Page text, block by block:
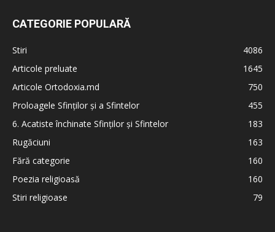
CATEGORIE POPULARĂ
Stiri
4086
Articole preluate
1645
Articole Ortodoxia.md
750
Proloagele Sfinților și a Sfintelor
455
6. Acatiste închinate Sfinților și Sfintelor
183
Rugăciuni
163
Fără categorie
160
Poezia religioasă
160
Stiri religioase
79